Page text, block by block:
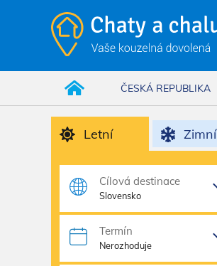
Letní Zimní
Cílová destinace
Slovensko
Termín
Nerozhoduje
ČESKÁ REPUBLIKA